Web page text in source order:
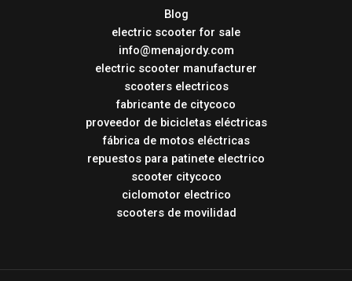
Blog
electric scooter for sale
info@menajordy.com
electric scooter manufacturer
scooters electricos
fabricante de citycoco
proveedor de bicicletas eléctricas
fábrica de motos eléctricas
repuestos para patinete electrico
scooter citycoco
ciclomotor electrico
scooters de movilidad